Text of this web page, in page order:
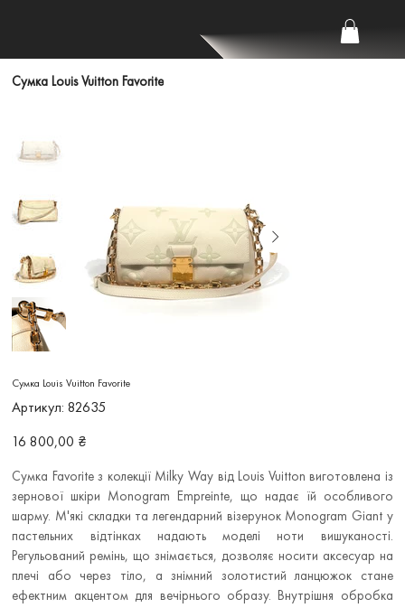
Сумка Louis Vuitton Favorite
Сумка Louis Vuitton Favorite
Артикул: Артикул
82635
82635
Ціна
16 800,00 ₴
Сумка Favorite з колекції Milky Way від Louis Vuitton виготовлена із
зернової шкіри Monogram Empreinte, що надає їй особливого
шарму. М'які складки та легендарний візерунок Monogram Giant у
пастельних відтінках надають моделі ноти вишуканості.
Регульований ремінь, що знімається, дозволяє носити аксесуар на
плечі або через тіло, а знімний золотистий ланцюжок стане
ефектним акцентом для вечірнього образу. Внутрішня обробка